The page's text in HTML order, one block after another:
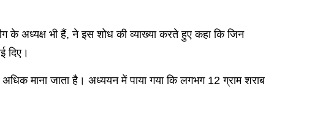
के अध्यक्ष भी हैं, ने इस शोध की व्याख्या करते हुए कहा कि जिन
दिए।
माना जाता है। अध्ययन में पाया गया कि लगभग 12 ग्राम शराब